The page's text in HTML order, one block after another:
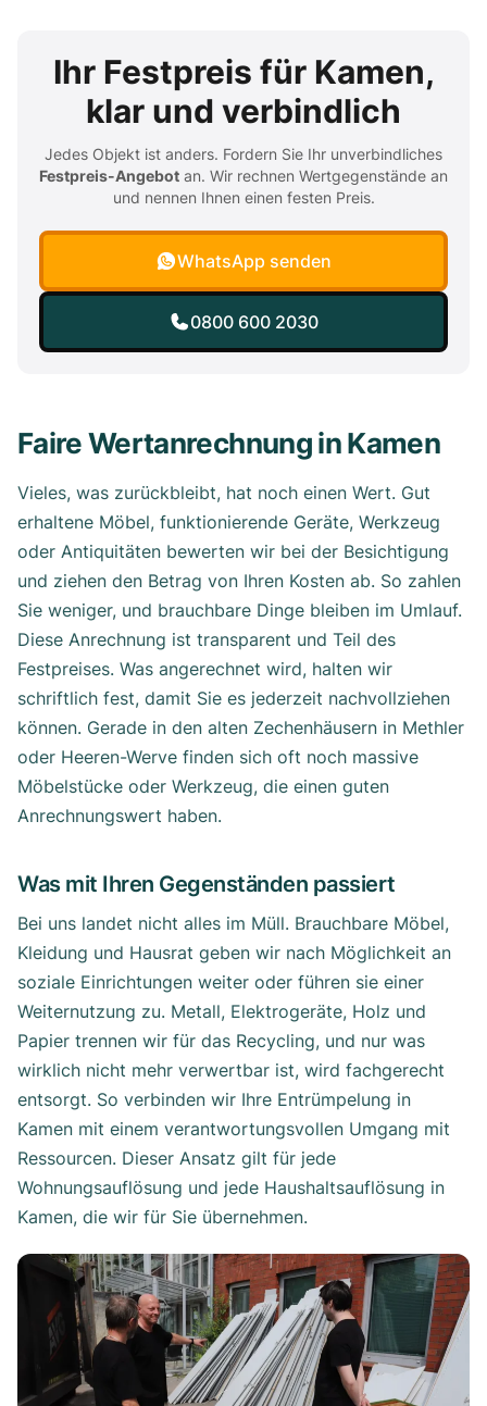
Ihr Festpreis für Kamen,
klar und verbindlich
Jedes Objekt ist anders. Fordern Sie Ihr unverbindliches
Festpreis-Angebot an. Wir rechnen Wertgegenstände an
und nennen Ihnen einen festen Preis.
WhatsApp senden
0800 600 2030
Faire Wertanrechnung in Kamen
Vieles, was zurückbleibt, hat noch einen Wert. Gut
erhaltene Möbel, funktionierende Geräte, Werkzeug
oder Antiquitäten bewerten wir bei der Besichtigung
und ziehen den Betrag von Ihren Kosten ab. So zahlen
Sie weniger, und brauchbare Dinge bleiben im Umlauf.
Diese Anrechnung ist transparent und Teil des
Festpreises. Was angerechnet wird, halten wir
schriftlich fest, damit Sie es jederzeit nachvollziehen
können. Gerade in den alten Zechenhäusern in Methler
oder Heeren-Werve finden sich oft noch massive
Möbelstücke oder Werkzeug, die einen guten
Anrechnungswert haben.
Was mit Ihren Gegenständen passiert
Bei uns landet nicht alles im Müll. Brauchbare Möbel,
Kleidung und Hausrat geben wir nach Möglichkeit an
soziale Einrichtungen weiter oder führen sie einer
Weiternutzung zu. Metall, Elektrogeräte, Holz und
Papier trennen wir für das Recycling, und nur was
wirklich nicht mehr verwertbar ist, wird fachgerecht
entsorgt. So verbinden wir Ihre Entrümpelung in
Kamen mit einem verantwortungsvollen Umgang mit
Ressourcen. Dieser Ansatz gilt für jede
Wohnungsauflösung und jede Haushaltsauflösung in
Kamen, die wir für Sie übernehmen.